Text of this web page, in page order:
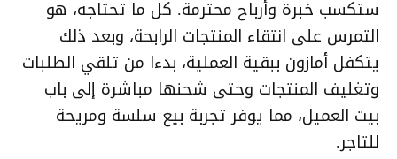
ستكسب خبرة وأرباح محترمة. كل ما تحتاجه، هو
التمرس على انتقاء المنتجات الرابحة، وبعد ذلك
يتكفل أمازون ببقية العملية، بدءا من تلقي الطلبات
وتغليف المنتجات وحتى شحنها مباشرة إلى باب
بيت العميل، مما يوفر تجربة بيع سلسة ومريحة
للتاجر.